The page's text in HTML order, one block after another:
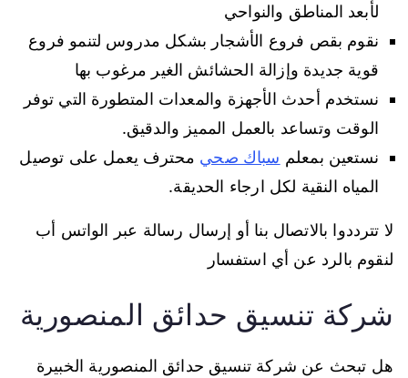
لأبعد المناطق والنواحي
نقوم بقص فروع الأشجار بشكل مدروس لتنمو فروع
قوية جديدة وإزالة الحشائش الغير مرغوب بها
نستخدم أحدث الأجهزة والمعدات المتطورة التي توفر
الوقت وتساعد بالعمل المميز والدقيق.
نستعين بمعلم سباك صحي محترف يعمل على توصيل
المياه النقية لكل ارجاء الحديقة.
لا تترددوا بالاتصال بنا أو إرسال رسالة عبر الواتس أب
لنقوم بالرد عن أي استفسار
شركة تنسيق حدائق المنصورية
هل تبحث عن شركة تنسيق حدائق المنصورية الخبيرة